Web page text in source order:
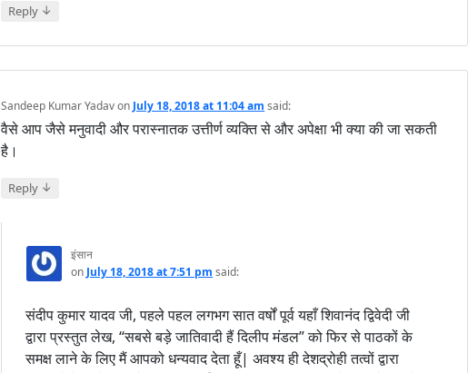
Reply ↓
Sandeep Kumar Yadavon July 18, 2018 at 11:04 am said:
वैसे आप जैसे मनुवादी और परास्नातक उत्तीर्ण व्यक्ति से और अपेक्षा भी क्या की जा सकती
है।
Reply ↓
इंसान
on July 18, 2018 at 7:51 pm said:
संदीप कुमार यादव जी, पहले पहल लगभग सात वर्षों पूर्व यहाँ शिवानंद द्विवेदी जी
द्वारा प्रस्तुत लेख, “सबसे बड़े जातिवादी हैं दिलीप मंडल” को फिर से पाठकों के
समक्ष लाने के लिए मैं आपको धन्यवाद देता हूँ| अवश्य ही देशद्रोही तत्वों द्वारा